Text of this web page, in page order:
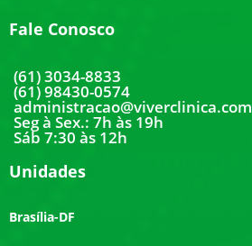
Fale Conosco
(61) 3034-8833
(61) 98430-0574
administracao@viverclinica.com
Seg à Sex.: 7h às 19h
Sáb 7:30 às 12h
Unidades
Brasília-DF